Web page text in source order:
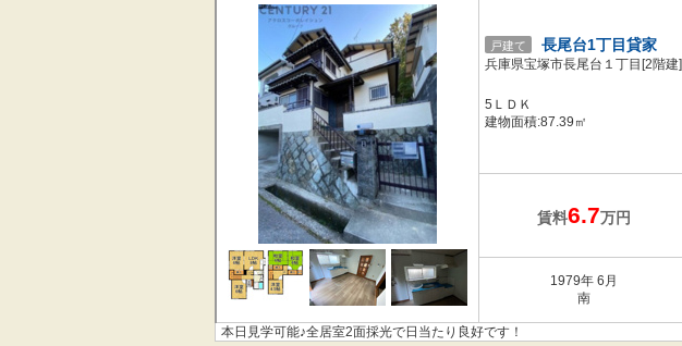
戸建て 長尾台1丁目貸家
兵庫県宝塚市長尾台１丁目[2階建]
5ＬＤＫ
建物面積:87.39㎡
賃料6.7万円
1979年 6月
南
本日見学可能♪全居室2面採光で日当たり良好です！